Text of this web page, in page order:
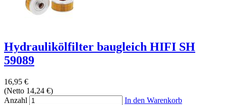
Hydraulikölfilter baugleich HIFI SH
59089
16,95 €
(Netto 14,24 €)
Anzahl
In den Warenkorb